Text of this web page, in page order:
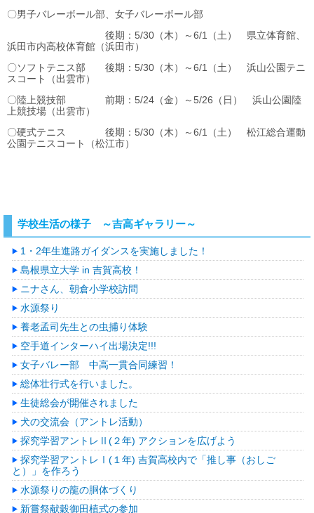
〇男子バレーボール部、女子バレーボール部
後期：5/30（木）～6/1（土） 県立体育館、
浜田市内高校体育館（浜田市）
〇ソフトテニス部 後期：5/30（木）～6/1（土） 浜山公園テニ
スコート（出雲市）
〇陸上競技部 前期：5/24（金）～5/26（日） 浜山公園陸
上競技場（出雲市）
〇硬式テニス 後期：5/30（木）～6/1（土） 松江総合運動
公園テニスコート（松江市）
学校生活の様子 ～吉高ギャラリー～
1・2年生進路ガイダンスを実施しました！
島根県立大学 in 吉賀高校！
ニナさん、朝倉小学校訪問
水源祭り
養老孟司先生との虫捕り体験
空手道インターハイ出場決定!!!
女子バレー部 中高一貫合同練習！
総体壮行式を行いました。
生徒総会が開催されました
犬の交流会（アントレ活動）
探究学習アントレⅡ(２年) アクションを広げよう
探究学習アントレⅠ(１年) 吉賀高校内で「推し事（おしご
と）」を作ろう
水源祭りの龍の胴体づくり
新嘗祭献穀御田植式の参加